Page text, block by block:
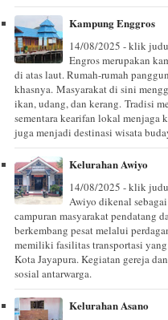
Kampung Enggros
14/08/2025 - klik
Engros merupakan
di atas laut. Rumah-rumah
khasnya. Masyarakat di sini
ikan, udang, dan kerang. Tradisi
sementara kearifan lokal menjaga
juga menjadi destinasi wisata
Kelurahan Awiyo
14/08/2025 - klik
Awiyo dikenal
campuran masyarakat pendatang
berkembang pesat melalui
memiliki fasilitas transportasi
Kota Jayapura. Kegiatan gereja
sosial antarwarga.
Kelurahan Asano